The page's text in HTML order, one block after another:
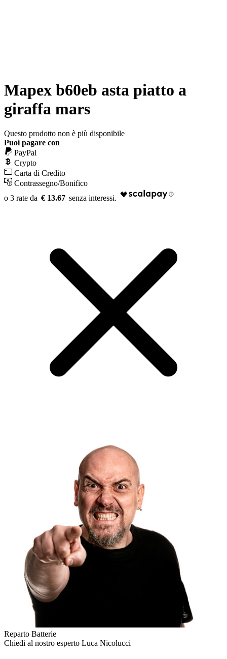
Mapex b60eb asta piatto a
giraffa mars
Questo prodotto non è più disponibile
Puoi pagare con
PayPal
Crypto
Carta di Credito
Contrassegno/Bonifico
€ 13.67
Reparto Batterie
Chiedi al nostro esperto Luca Nicolucci